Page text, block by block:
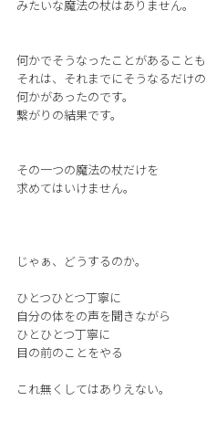
みたいな魔法の杖はありません。
何かでそうなったことがあることも
それは、それまでにそうなるだけの
何かがあったのです。
繋がりの結果です。
その一つの魔法の杖だけを
求めてはいけません。
じゃぁ、どうするのか。
ひとつひとつ丁寧に
自分の体をの声を聞きながら
ひとひとつ丁寧に
目の前のことをやる
これ無くしてはありえない。